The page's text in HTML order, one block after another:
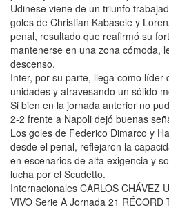
Udinese viene de un triunfo
goles de Christian Kabasele y
penal, resultado que reafirmó su
mantenerse en una zona cómoda,
descenso.
Inter, por su parte, llega como líder
unidades y atravesando un sólido
Si bien en la jornada anterior no
2-2 frente a Napoli dejó buenas
Los goles de Federico Dimarco y
desde el penal, reflejaron la
en escenarios de alta exigencia y
lucha por el Scudetto.
Internacionales CARLOS CHÁVEZ
VIVO Serie A Jornada 21 RÉCORD